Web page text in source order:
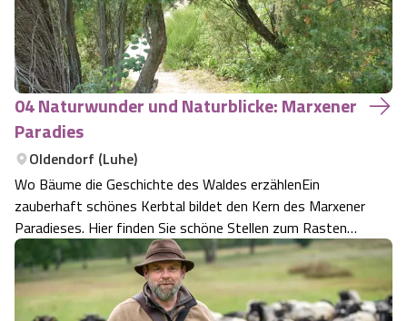
04 Naturwunder und Naturblicke: Marxener
Paradies
Oldendorf (Luhe)
Wo Bäume die Geschichte des Waldes erzählenEin
zauberhaft schönes Kerbtal bildet den Kern des Marxener
Paradieses. Hier finden Sie schöne Stellen zum Rasten
und Innehalten.